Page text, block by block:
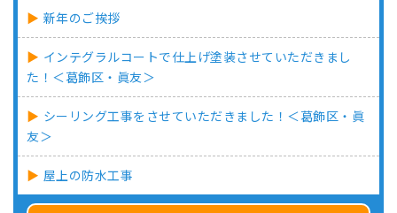
新年のご挨拶
インテグラルコートで仕上げ塗装させていただきまし
た！＜葛飾区・眞友＞
シーリング工事をさせていただきました！＜葛飾区・眞
友＞
屋上の防水工事